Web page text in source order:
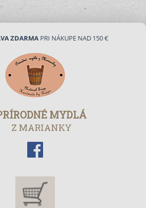
ZDARMAPRI NÁKUPE NAD 150 €
MYDLÁ
Z MARIANKY